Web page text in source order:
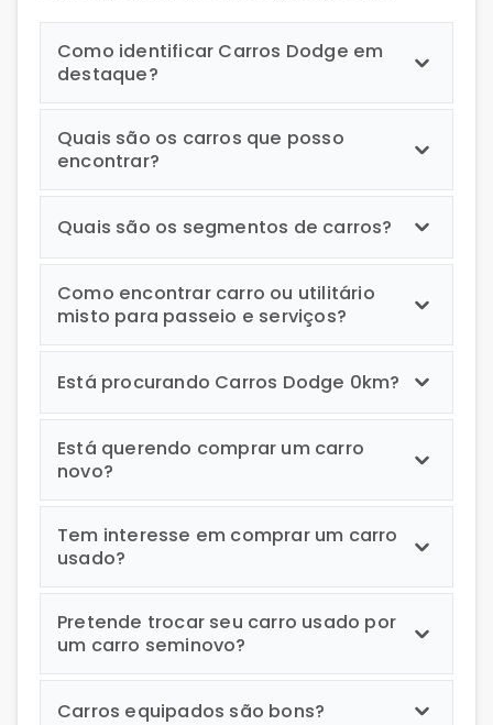
Como identificar Carros Dodge em
destaque?
Quais são os carros que posso
encontrar?
Quais são os segmentos de carros?
Como encontrar carro ou utilitário
misto para passeio e serviços?
Está procurando Carros Dodge 0km?
Está querendo comprar um carro
novo?
Tem interesse em comprar um carro
usado?
Pretende trocar seu carro usado por
um carro seminovo?
Carros equipados são bons?